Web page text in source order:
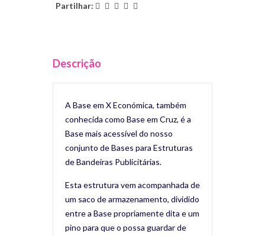
Partilhar:
Descrição
A Base em X Económica, também
conhecida como Base em Cruz, é a
Base mais acessível do nosso
conjunto de Bases para Estruturas
de Bandeiras Publicitárias.
Esta estrutura vem acompanhada de
um saco de armazenamento, dividido
entre a Base propriamente dita e um
pino para que o possa guardar de